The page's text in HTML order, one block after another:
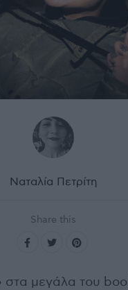
Ναταλία Πετρίτη
Share this
στα μεγάλα του